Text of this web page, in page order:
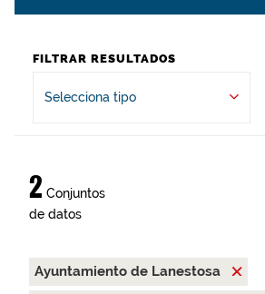
FILTRAR RESULTADOS
Selecciona tipo
2 Conjuntos
de datos
Ayuntamiento de Lanestosa